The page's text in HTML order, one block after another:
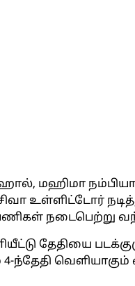
மஹிமா
உள்ளிட்டோர்
நடைபெற்று
தேதியை
ந்தேதி